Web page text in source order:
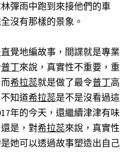
彈雨中跑到來接他們的車
沒有那樣的景象。
覺地編故事，間諜就是專業
普丁來說，真實性不重要，重
希拉蕊就是做了最令普丁高
知道希拉蕊是不是沒看過這
年的今天，還繼續津津有味
是，對希拉蕊來說，真實性
她可以透過故事塑造出自己